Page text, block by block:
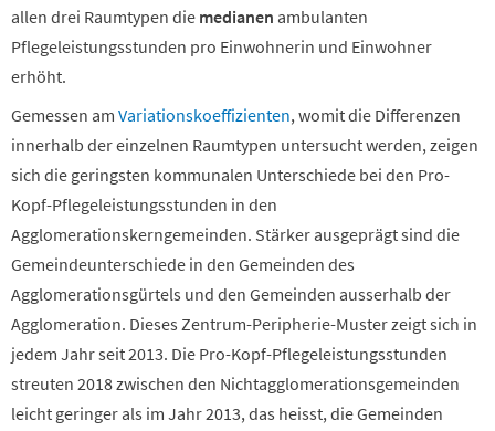
allen drei Raumtypen die medianen ambulanten
Pflegeleistungsstunden pro Einwohnerin und Einwohner
erhöht.
Gemessen am Variationskoeffizienten, womit die Differenzen
innerhalb der einzelnen Raumtypen untersucht werden, zeigen
sich die geringsten kommunalen Unterschiede bei den Pro-
Kopf-Pflegeleistungsstunden in den
Agglomerationskerngemeinden. Stärker ausgeprägt sind die
Gemeindeunterschiede in den Gemeinden des
Agglomerationsgürtels und den Gemeinden ausserhalb der
Agglomeration. Dieses Zentrum-Peripherie-Muster zeigt sich in
jedem Jahr seit 2013. Die Pro-Kopf-Pflegeleistungsstunden
streuten 2018 zwischen den Nichtagglomerationsgemeinden
leicht geringer als im Jahr 2013, das heisst, die Gemeinden